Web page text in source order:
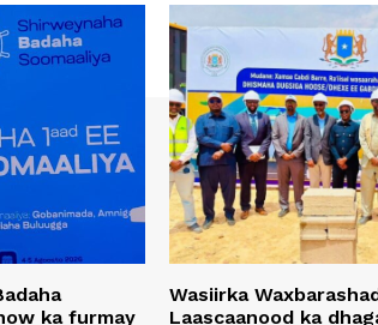
ka furmay
Wasiirka
Laascaanood ka